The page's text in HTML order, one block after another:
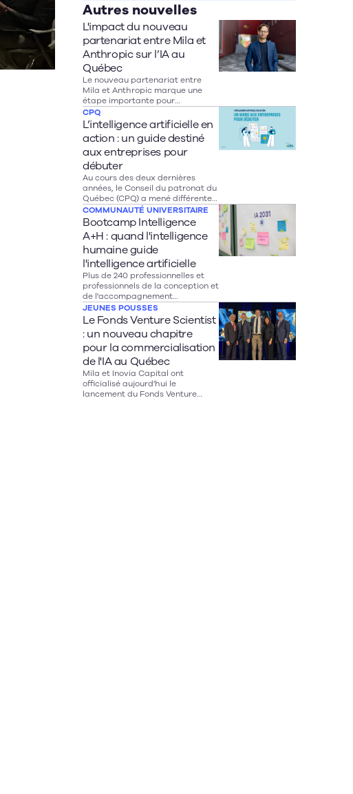
Autres nouvelles
L'impact du nouveau
partenariat entre Mila et
Anthropic sur l’IA au
Québec
Le nouveau partenariat entre
Mila et Anthropic marque une
étape importante pour
l’intelligence artificielle au
Québec. En donnant aux
chercheurs montréalais un accès
direct aux modèles Claude et en
injectant 10 millions de dollars
dans la recherche canadienne en
IA, cette entente pourrait
accélérer l’innovation dans des
secteurs clés comme la santé, la
robotique et le développement
durable. Au-delà de la recherche,
son véritable impact se mesurera
toutefois à sa capacité à combler
l’écart entre les découvertes
scientifiques du Québec et leur
adoption par les entreprises.
CPQ
L’intelligence artificielle en
action : un guide destiné
aux entreprises pour
débuter
Au cours des deux dernières
années, le Conseil du patronat du
Québec (CPQ) a mené différentes
initiatives entourant l’intelligence
artificielle, qui ont fait émerger
une constante: de nombreuses
entreprises sont conscientes de
leur défi d’adoption des nouvelles
technologies, mais sont freinées
par leurs difficultés à identifier
leurs besoins opérationnels
doublées d’une compréhension
limitée des outils technologiques
accessibles.
COMMUNAUTÉ UNIVERSITAIRE
Bootcamp Intelligence
A+H : quand l'intelligence
humaine guide
l'intelligence artificielle
Plus de 240 professionnelles et
professionnels de la conception et
de l'accompagnement
pédagogiques se sont réunis à
l'Université Laval pour une
expérience intensive inédite :
apprendre à comprendre,
questionner, encadrer et
mobiliser l'intelligence artificielle
avec jugement. Une initiative qui
illustre concrètement la
complémentarité entre IA et
intelligence humaine.
JEUNES POUSSES
Le Fonds Venture Scientist
: un nouveau chapitre
pour la commercialisation
de l'IA au Québec
Mila et Inovia Capital ont
officialisé aujourd'hui le
lancement du Fonds Venture